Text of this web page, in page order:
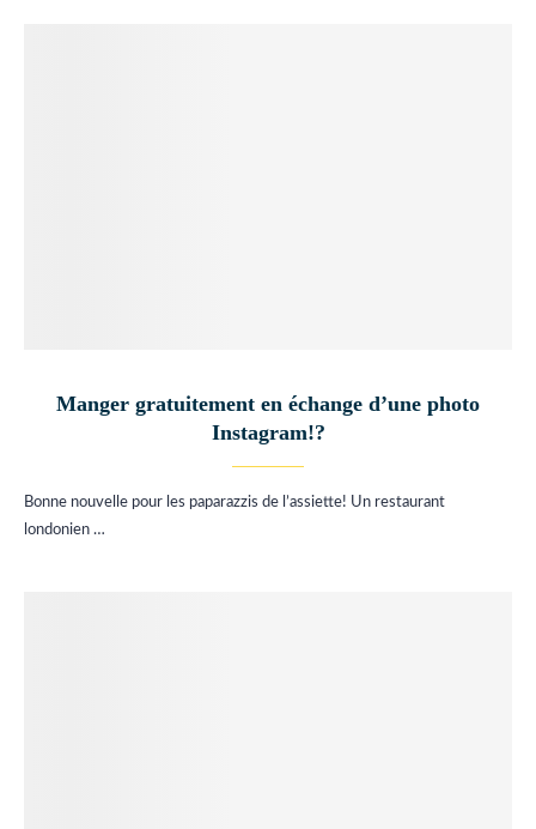
Manger gratuitement en échange d’une photo
Instagram!?
Bonne nouvelle pour les paparazzis de l’assiette! Un restaurant
londonien …